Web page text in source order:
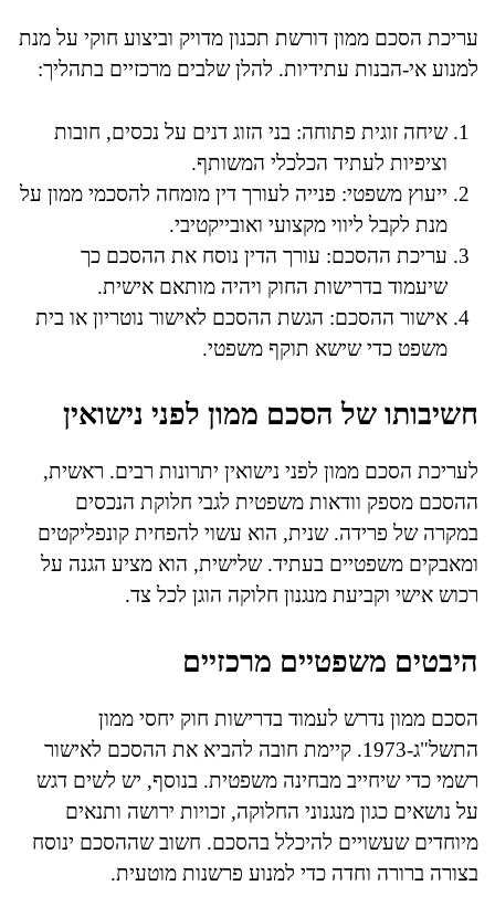
עריכת הסכם ממון דורשת תכנון מדויק וביצוע חוקי על מנת
למנוע אי-הבנות עתידיות. להלן שלבים מרכזיים בתהליך:
שיחה זוגית פתוחה: בני הזוג דנים על נכסים, חובות
וציפיות לעתיד הכלכלי המשותף.
ייעוץ משפטי: פנייה לעורך דין מומחה להסכמי ממון על
מנת לקבל ליווי מקצועי ואובייקטיבי.
עריכת ההסכם: עורך הדין נוסח את ההסכם כך
שיעמוד בדרישות החוק ויהיה מותאם אישית.
אישור ההסכם: הגשת ההסכם לאישור נוטריון או בית
משפט כדי שישא תוקף משפטי.
חשיבותו של הסכם ממון לפני נישואין
לעריכת הסכם ממון לפני נישואין יתרונות רבים. ראשית,
ההסכם מספק וודאות משפטית לגבי חלוקת הנכסים
במקרה של פרידה. שנית, הוא עשוי להפחית קונפליקטים
ומאבקים משפטיים בעתיד. שלישית, הוא מציע הגנה על
רכוש אישי וקביעת מנגנון חלוקה הוגן לכל צד.
היבטים משפטיים מרכזיים
הסכם ממון נדרש לעמוד בדרישות חוק יחסי ממון
התשל"ג-1973. קיימת חובה להביא את ההסכם לאישור
רשמי כדי שיחייב מבחינה משפטית. בנוסף, יש לשים דגש
על נושאים כגון מנגנוני החלוקה, זכויות ירושה ותנאים
מיוחדים שעשויים להיכלל בהסכם. חשוב שההסכם ינוסח
בצורה ברורה וחדה כדי למנוע פרשנות מוטעית.